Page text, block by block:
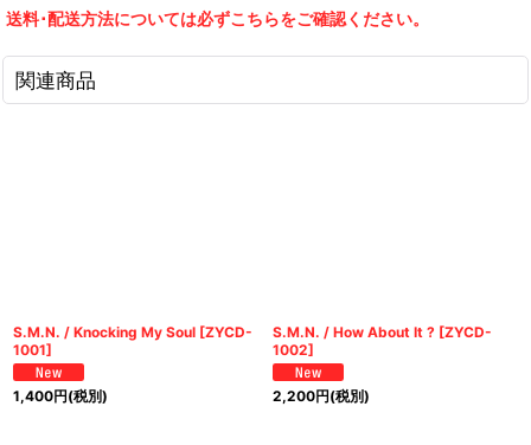
送料･配送方法については必ずこちらをご確認ください。
関連商品
S.M.N. / Knocking My Soul [ZYCD-
1001]
1,400円(税別)
S.M.N. / How About It ? [ZYCD-
1002]
2,200円(税別)